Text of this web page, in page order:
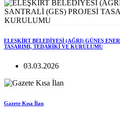
ELEŞKİRT BELEDİYESİ (AĞRI) GÜNEŞ
TASARIMI, TEDARİKİ VE KURULUMU
03.03.2026
Gazete Kısa İlan